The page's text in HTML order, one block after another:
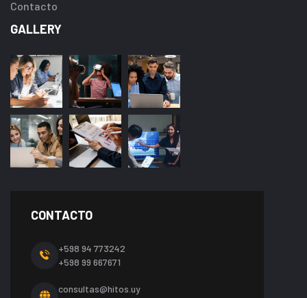
Contacto
GALLERY
CONTACTO
+598 94 773242
+598 99 667671
consultas@hitos.uy